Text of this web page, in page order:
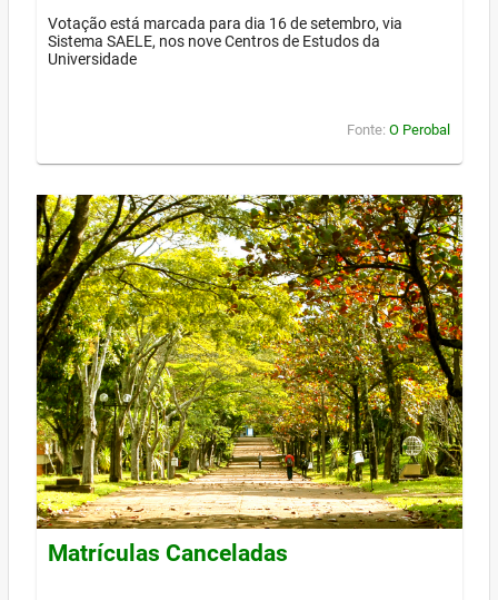
Votação está marcada para dia 16 de setembro, via
Sistema SAELE, nos nove Centros de Estudos da
Universidade
Fonte: O Perobal
Matrículas Canceladas